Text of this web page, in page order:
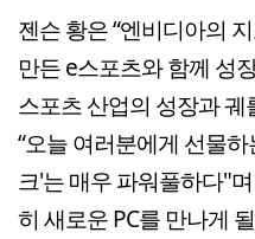
젠슨 황은 “엔비디아의
만든 e스포츠와 함께 성
스포츠 산업의 성장과
“오늘 여러분에게 선물
크'는 매우 파워풀하다"
히 새로운 PC를 만나게